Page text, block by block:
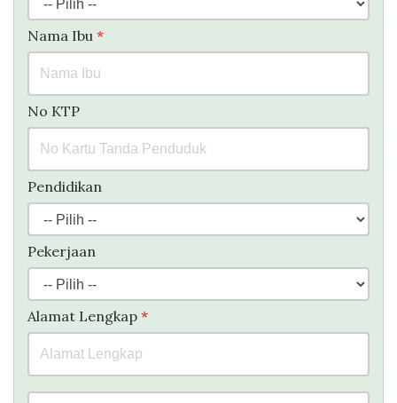
Nama Ibu *
No KTP
Pendidikan
Pekerjaan
Alamat Lengkap *